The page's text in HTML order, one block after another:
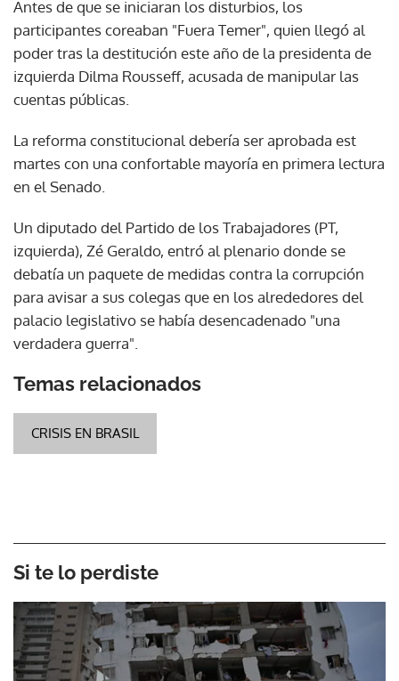
Antes de que se iniciaran los disturbios, los
participantes coreaban "Fuera Temer", quien llegó al
poder tras la destitución este año de la presidenta de
izquierda Dilma Rousseff, acusada de manipular las
cuentas públicas.
La reforma constitucional debería ser aprobada est
martes con una confortable mayoría en primera lectura
en el Senado.
Un diputado del Partido de los Trabajadores (PT,
izquierda), Zé Geraldo, entró al plenario donde se
debatía un paquete de medidas contra la corrupción
para avisar a sus colegas que en los alrededores del
palacio legislativo se había desencadenado "una
verdadera guerra".
Temas relacionados
CRISIS EN BRASIL
Si te lo perdiste